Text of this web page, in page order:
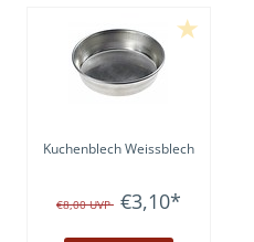
Kuchenblech Weissblech
€8,00UVP €3,10*